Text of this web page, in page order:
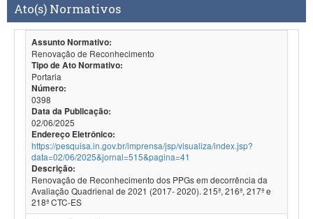
Ato(s) Normativos
Assunto Normativo:
Renovação de Reconhecimento
Tipo de Ato Normativo:
Portaria
Número:
0398
Data da Publicação:
02/06/2025
Endereço Eletrônico:
https://pesquisa.in.gov.br/imprensa/jsp/visualiza/index.jsp?
data=02/06/2025&jornal=515&pagina=41
Descrição:
Renovação de Reconhecimento dos PPGs em decorrência da
Avaliação Quadrienal de 2021 (2017- 2020). 215ª, 216ª, 217ª e
218ª CTC-ES